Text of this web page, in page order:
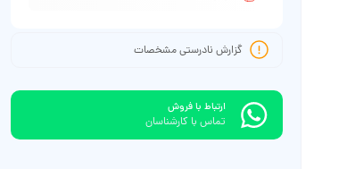
گزارش نادرستی مشخصات
ارتباط با فروش
تماس با کارشناسان